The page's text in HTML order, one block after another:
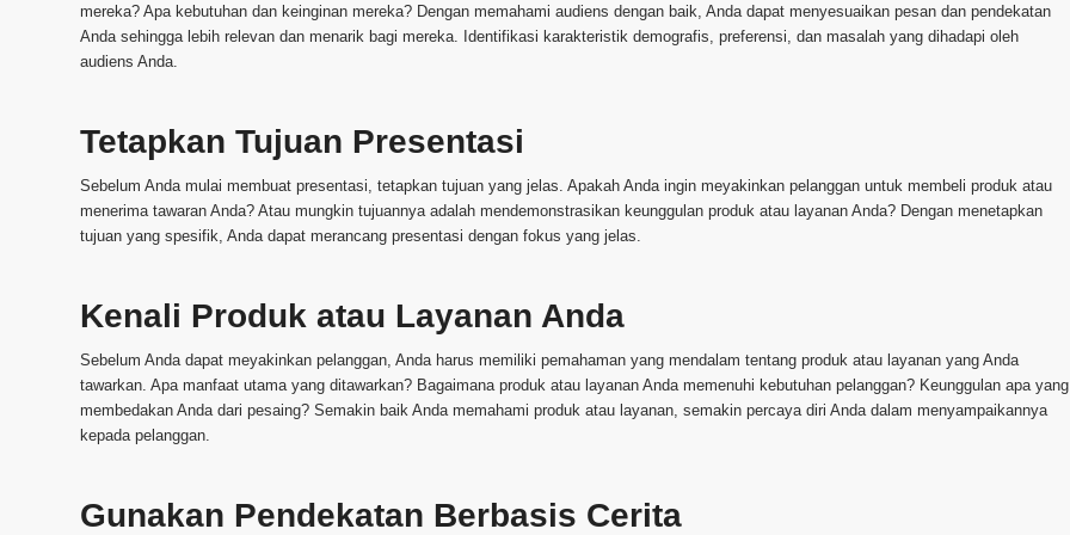
mereka? Apa kebutuhan dan keinginan mereka? Dengan memahami audiens dengan baik, Anda dapat menyesuaikan pesan dan pendekatan
Anda sehingga lebih relevan dan menarik bagi mereka. Identifikasi karakteristik demografis, preferensi, dan masalah yang dihadapi oleh
audiens Anda.
Tetapkan Tujuan Presentasi
Sebelum Anda mulai membuat presentasi, tetapkan tujuan yang jelas. Apakah Anda ingin meyakinkan pelanggan untuk membeli produk atau
menerima tawaran Anda? Atau mungkin tujuannya adalah mendemonstrasikan keunggulan produk atau layanan Anda? Dengan menetapkan
tujuan yang spesifik, Anda dapat merancang presentasi dengan fokus yang jelas.
Kenali Produk atau Layanan Anda
Sebelum Anda dapat meyakinkan pelanggan, Anda harus memiliki pemahaman yang mendalam tentang produk atau layanan yang Anda
tawarkan. Apa manfaat utama yang ditawarkan? Bagaimana produk atau layanan Anda memenuhi kebutuhan pelanggan? Keunggulan apa yang
membedakan Anda dari pesaing? Semakin baik Anda memahami produk atau layanan, semakin percaya diri Anda dalam menyampaikannya
kepada pelanggan.
Gunakan Pendekatan Berbasis Cerita